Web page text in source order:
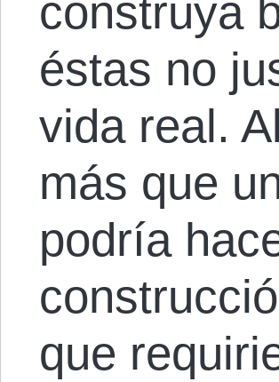
construya
éstas no
vida real.
más que
podría
que